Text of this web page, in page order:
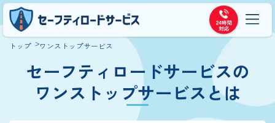
トップ ワンストップサービス
セーフティロードサービスの
ワンストップサービスとは